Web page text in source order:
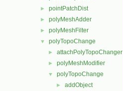
► pointPatchDist
► polyMeshAdder
► polyMeshFilter
▼ polyTopoChange
► attachPolyTopoChanger
► polyMeshModifier
▼ polyTopoChange
► addObject